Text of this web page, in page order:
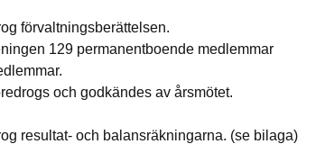
förvaltningsberättelsen.
129 permanentboende medlemmar
och godkändes av årsmötet.
resultat- och balansräkningarna. (se bilaga)